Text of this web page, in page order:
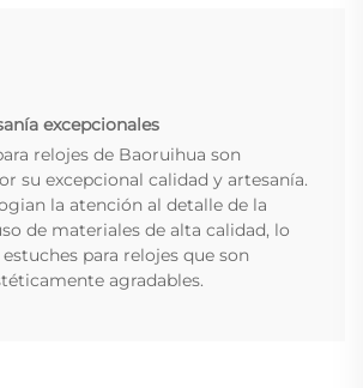
excepcionales
relojes de Baoruihua son
su excepcional calidad y artesanía.
la atención al detalle de la
de materiales de alta calidad, lo
para relojes que son
agradables.